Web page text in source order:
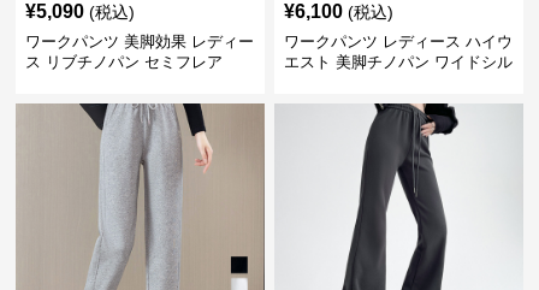
¥5,090 (税込)
ワークパンツ 美脚効果 レディー
ス リブチノパン セミフレア
¥6,100 (税込)
ワークパンツ レディース ハイウ
エスト 美脚チノパン ワイドシル